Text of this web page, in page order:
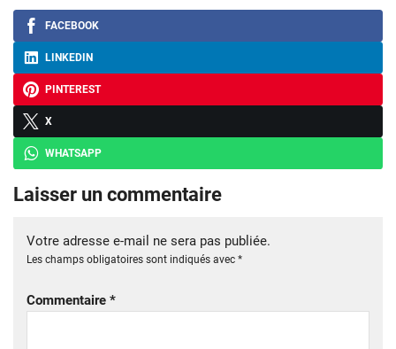
FACEBOOK
LINKEDIN
PINTEREST
X
WHATSAPP
Laisser un commentaire
Votre adresse e-mail ne sera pas publiée.
Les champs obligatoires sont indiqués avec *
Commentaire *